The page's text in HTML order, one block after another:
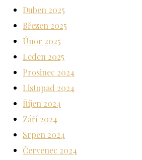
Duben 2025
Březen 2025
Únor 2025
Leden 2025
Prosinec 2024
Listopad 2024
Říjen 2024
Září 2024
Srpen 2024
Červenec 2024